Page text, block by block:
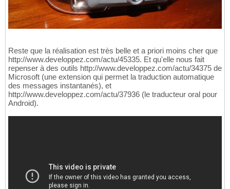
Reste que la réalisation est très belle et a priori moins cher que
http://www.developpez.com/actu/45335. Et qu'elle nous fait
repenser à des outils http://www.developpez.com/actu/34375 de
Microsoft (une extension qui permet la traduction automatique
des messages instantanés), et
http://www.developpez.com/actu/37936 (le traducteur oral pour
Android).